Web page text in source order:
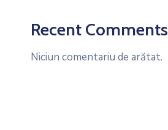
Recent Comments
Niciun comentariu de arătat.